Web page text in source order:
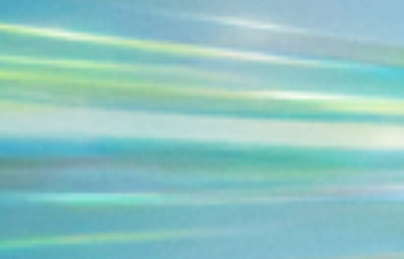
Article
Event
Contact Us